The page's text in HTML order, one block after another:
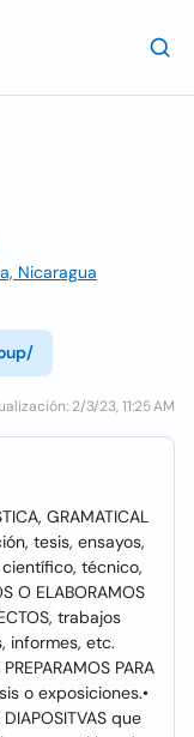
Nicaragua
2/3/23, 11:25 AM
GRAMATICAL
tesis, ensayos,
técnico,
O ELABORAMOS
trabajos
informes, etc.
PARA
o exposiciones.•
DIAPOSITVAS que